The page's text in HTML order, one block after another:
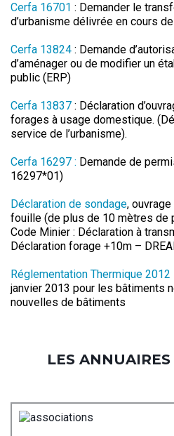
Cerfa 16701 : Demander le
d’urbanisme délivrée en cours
Cerfa 13824 : Demande
d’aménager ou de modifier un
public (ERP)
Cerfa 13837 : Déclaration
forages à usage domestique.
service de l’urbanisme).
Cerfa 16297 : Demande de
16297*01)
Déclaration de sondage,
fouille (de plus de 10 mètres de
Code Minier : Déclaration à
Déclaration forage +10m –
Réglementation Thermique 2012
janvier 2013 pour les bâtiments
nouvelles de bâtiments
LES